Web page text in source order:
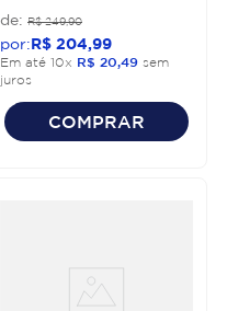
R$ 249,90
R$ 204,99
Em até 10x R$ 20,49 sem
juros
COMPRAR